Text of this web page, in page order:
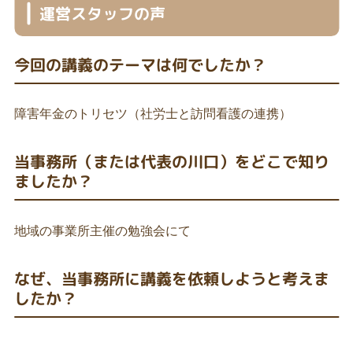
運営スタッフの声
今回の講義のテーマは何でしたか？
障害年金のトリセツ（社労士と訪問看護の連携）
当事務所（または代表の川口）をどこで知り
ましたか？
地域の事業所主催の勉強会にて
なぜ、当事務所に講義を依頼しようと考えま
したか？
対応地域
域